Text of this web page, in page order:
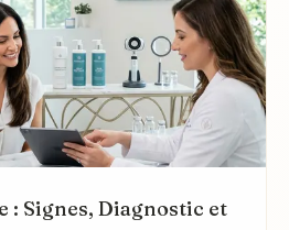
: Signes, Diagnostic et